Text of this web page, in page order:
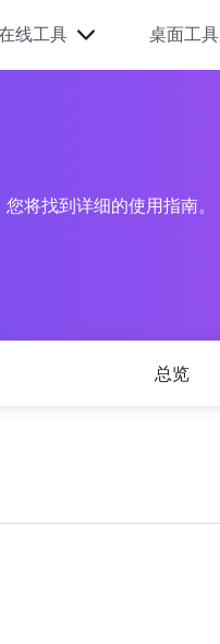
线工具 桌面工具
将找到详细的使用指南。
总览